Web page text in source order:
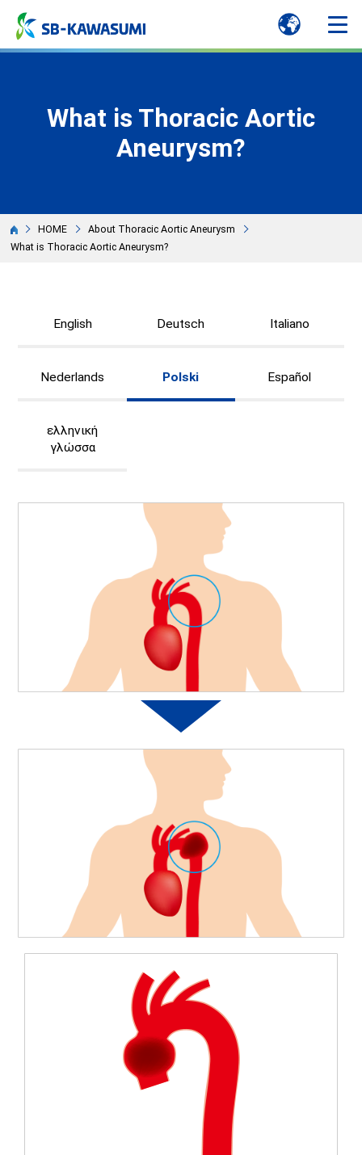
What is Thoracic Aortic
Aneurysm?
HOME
About Thoracic Aortic Aneurysm
What is Thoracic Aortic Aneurysm?
English Deutsch Italiano
Nederlands Polski Español
ελληνική
γλώσσα